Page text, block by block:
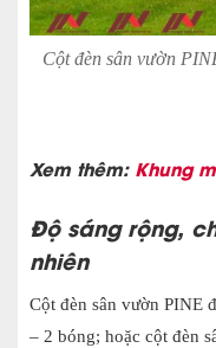
Cột đèn sân vườn
Xem thêm: Khung
Độ sáng rộng,
nhiên
Cột đèn sân vườn PINE
– 2 bóng; hoặc cột đèn